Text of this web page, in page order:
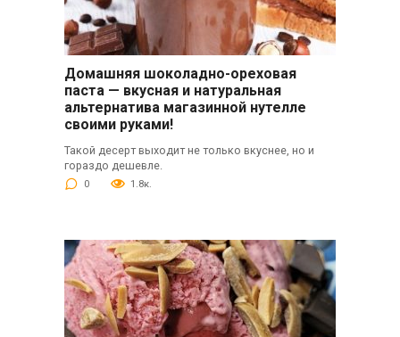
Домашняя шоколадно-ореховая
паста — вкусная и натуральная
альтернатива магазинной нутелле
своими руками!
Такой десерт выходит не только вкуснее, но и
гораздо дешевле.
0 1.8к.